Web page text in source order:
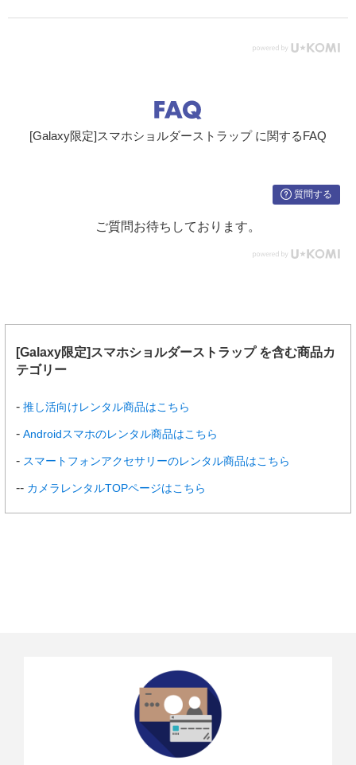
[Galaxy限定]スマホショルダーストラップ に関するFAQ
質問する
ご質問お待ちしております。
[Galaxy限定]スマホショルダーストラップ を含む商品カ
テゴリー
推し活向けレンタル商品はこちら
Androidスマホのレンタル商品はこちら
スマートフォンアクセサリーのレンタル商品はこちら
カメラレンタルTOPページはこちら